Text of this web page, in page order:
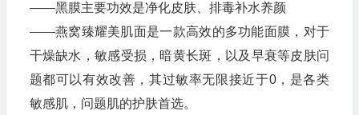
——黑膜主要功效是净化皮肤、排毒补水养颜
——燕窝臻耀美肌面是一款高效的多功能面膜，对于
干燥缺水，敏感受损，暗黄长斑，以及早衰等皮肤问
题都可以有效改善，其过敏率无限接近于0，是各类
敏感肌，问题肌的护肤首选。